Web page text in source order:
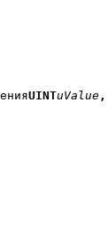
UINTuValue,